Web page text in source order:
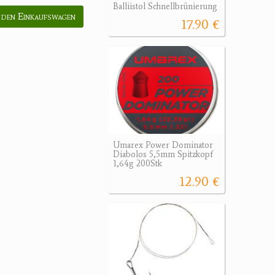
Einkaufswagen
Balliistol Schnellbrünierung
17.90 €
Umarex Power Dominator
Diabolos 5,5mm Spitzkopf
1,64g 200Stk
12.90 €